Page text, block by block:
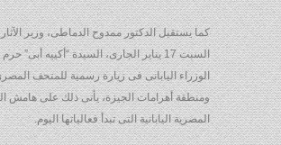
كما يستقبل الدكتور ممدوح الدماطى، وزير
السبت 17 يناير الجارى، السيدة “أكييه أبى”
الوزراء اليابانى فى زيارة رسمية للمتحف
ومنطقة أهرامات الجيزة، يأتى ذلك على هامش
المصرية اليابانية التى تبدأ فعالياتها اليوم.